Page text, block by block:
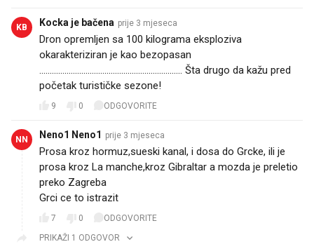
KB Kocka je bačena prije 3 mjeseca
Dron opremljen sa 100 kilograma eksploziva
okarakteriziran je kao bezopasan
.................................................................... Šta drugo da kažu pred
početak turističke sezone!
9 0 ODGOVORITE
NN Neno1 Neno1 prije 3 mjeseca
Prosa kroz hormuz,sueski kanal, i dosa do Grcke, ili je
prosa kroz La manche,kroz Gibraltar a mozda je preletio
preko Zagreba☝️
Grci ce to istrazit👍
7 0
ODGOVORITE
PRIKAŽI 1 ODGOVOR